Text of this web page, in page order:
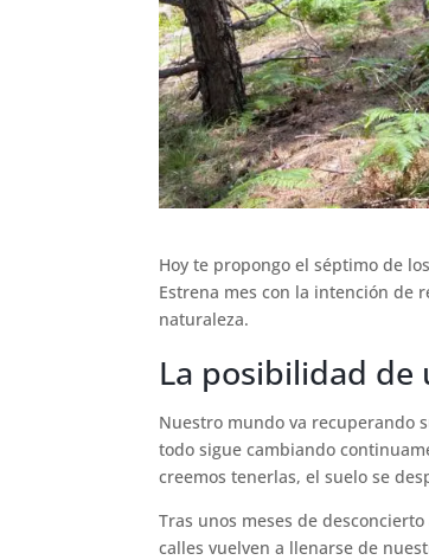
Hoy te propongo el séptimo de
Estrena mes con la intención de
naturaleza.
La posibilidad de
Nuestro mundo va recuperando
todo sigue cambiando
creemos tenerlas, el suelo se
Tras unos meses de
calles vuelven a llenarse de